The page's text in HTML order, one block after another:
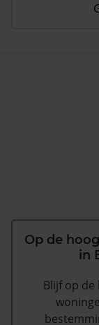
Op de
in
Blijf op